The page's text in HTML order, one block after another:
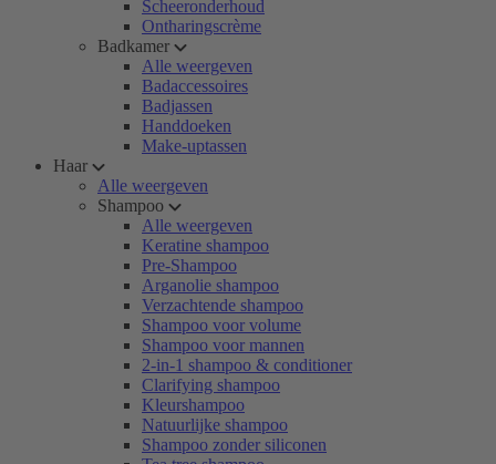
Scheeronderhoud
Ontharingscrème
Badkamer
Alle weergeven
Badaccessoires
Badjassen
Handdoeken
Make-uptassen
Haar
Alle weergeven
Shampoo
Alle weergeven
Keratine shampoo
Pre-Shampoo
Arganolie shampoo
Verzachtende shampoo
Shampoo voor volume
Shampoo voor mannen
2-in-1 shampoo & conditioner
Clarifying shampoo
Kleurshampoo
Natuurlijke shampoo
Shampoo zonder siliconen